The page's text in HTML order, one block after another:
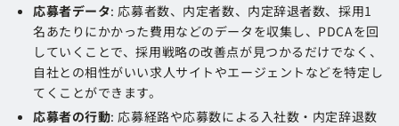
応募者データ: 応募者数、内定者数、内定辞退者数、採用1
名あたりにかかった費用などのデータを収集し、PDCAを回
していくことで、採用戦略の改善点が見つかるだけでなく、
自社との相性がいい求人サイトやエージェントなどを特定し
てくことができます​。
応募者の行動: 応募経路や応募数による入社数・内定辞退数